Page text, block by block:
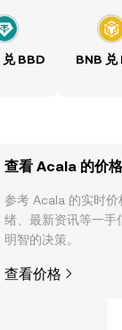
BBD BNB 兑
查看 Acala 的价格
参考 Acala 的实时
绪、最新资讯等一手
明智的决策。
查看价格